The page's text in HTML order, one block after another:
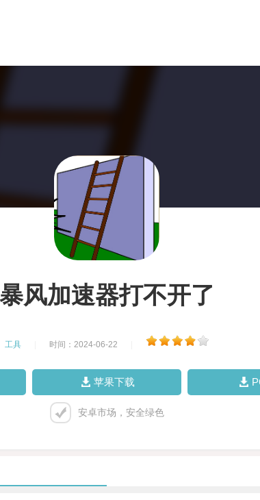
暴风加速器打不开了
工具 时间：2024-06-22
苹果下载
安卓市场，安全绿色